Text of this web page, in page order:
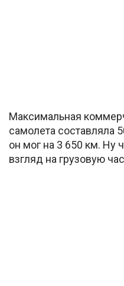
Максимальная
самолета составляла
он мог на 3 650 км. Ну
взгляд на грузовую